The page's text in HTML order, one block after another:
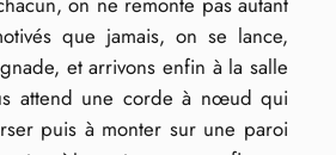
que jamais, on se lance,
et arrivons enfin à la salle
attend une corde à nœud qui
puis à monter sur une paroi